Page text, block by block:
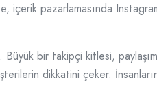
içerik pazarlamasında
bir takipçi kitlesi,
dikkatini çeker.